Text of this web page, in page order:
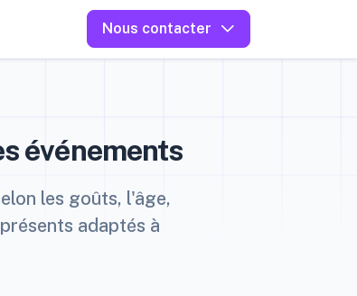
Nous contacter
événements
les goûts, l'âge,
adaptés à